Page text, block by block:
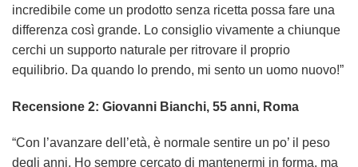
incredibile come un prodotto senza ricetta possa fare una
differenza così grande. Lo consiglio vivamente a chiunque
cerchi un supporto naturale per ritrovare il proprio
equilibrio. Da quando lo prendo, mi sento un uomo nuovo!”
Recensione 2: Giovanni Bianchi, 55 anni, Roma
“Con l’avanzare dell’età, è normale sentire un po’ il peso
degli anni. Ho sempre cercato di mantenermi in forma, ma